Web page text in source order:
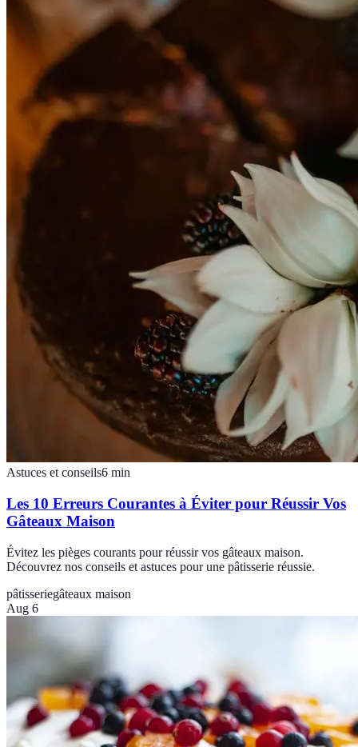
Astuces et conseils6 min
Les 10 Erreurs Courantes à Éviter pour Réussir Vos
Gâteaux Maison
Évitez les pièges courants pour réussir vos gâteaux maison.
Découvrez nos conseils et astuces pour une pâtisserie réussie.
pâtisseriegâteaux maison
Aug 6